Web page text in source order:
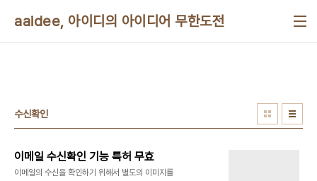
aaidee, 아이디의 아이디어 무한도전
수신확인
이메일 수신확인 기능 특허 무효
이메일의 수신을 확인하기 위해서 별도의 이미지를